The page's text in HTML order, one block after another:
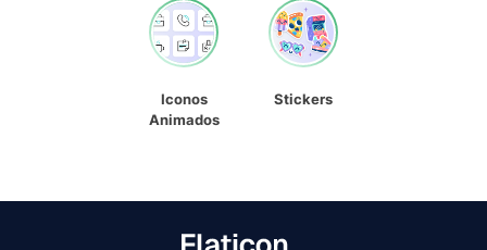
Iconos
Animados
Stickers